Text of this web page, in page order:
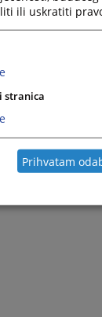
ili uskratiti
stranica
Prihvatam